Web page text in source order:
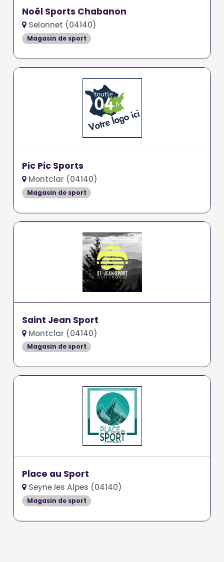
Noël Sports Chabanon
Selonnet (04140)
Magasin de sport
Pic Pic Sports
Montclar (04140)
Magasin de sport
Saint Jean Sport
Montclar (04140)
Magasin de sport
Place au Sport
Seyne les Alpes (04140)
Magasin de sport